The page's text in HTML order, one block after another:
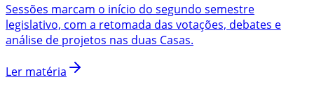
Sessões marcam o início do segundo semestre
legislativo, com a retomada das votações, debates e
análise de projetos nas duas Casas.
Ler matéria